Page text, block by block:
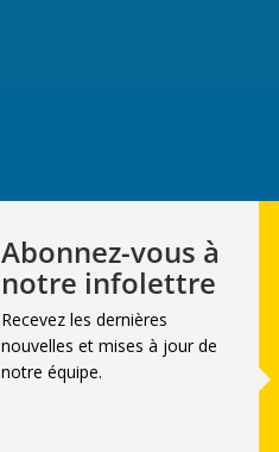
Abonnez-vous à
notre infolettre
Recevez les dernières
nouvelles et mises à jour de
notre équipe.